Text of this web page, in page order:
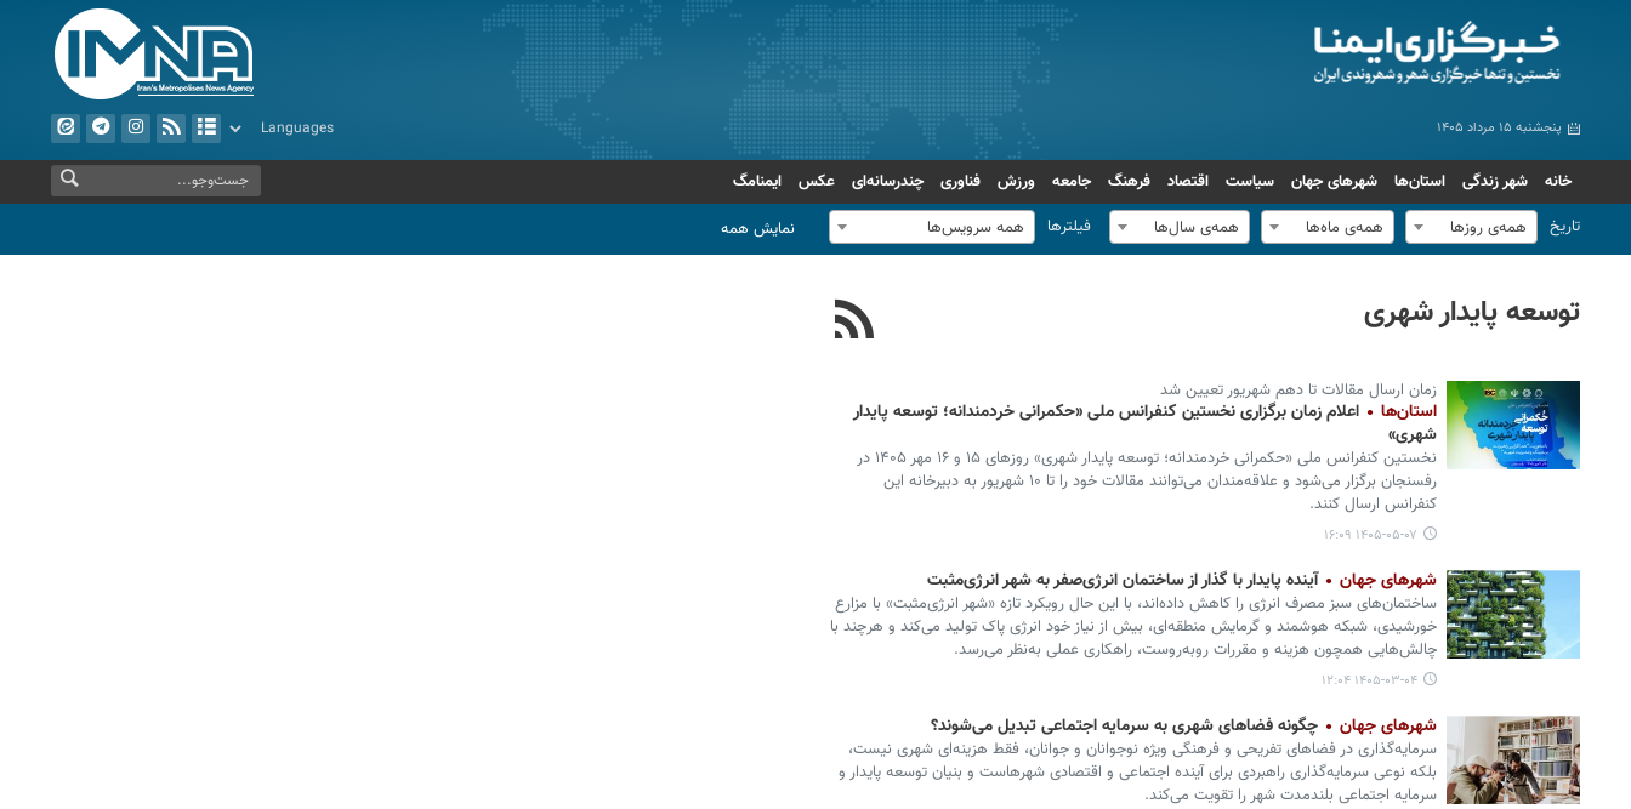
پنجشنبه ۱۵ مرداد ۱۴۰۵
خانه شهر زندگی استان‌ها شهرهای جهان سیاست اقتصاد فرهنگ جامعه ورزش فناوری چندرسانه‌ای عکس
ایمنامگ
تاریخ
همه‌ی روزها همه‌ی ماه‌ها همه‌ی سال‌ها فیلترها همه سرویس‌ها نمایش همه
توسعه پایدار شهری
زمان ارسال مقالات تا دهم شهریور تعیین شد
استان‌ها
اعلام زمان برگزاری نخستین کنفرانس ملی «حکمرانی خردمندانه؛ توسعه پایدار
شهری»
نخستین کنفرانس ملی «حکمرانی خردمندانه؛ توسعه پایدار شهری» روزهای ۱۵ و ۱۶ مهر ۱۴۰۵ در
رفسنجان برگزار می‌شود و علاقه‌مندان می‌توانند مقالات خود را تا ۱۰ شهریور به دبیرخانه این
کنفرانس ارسال کنند.
۱۴۰۵-۰۵-۰۷ ۱۶:۰۹
شهرهای جهان آینده پایدار با گذار از ساختمان انرژی‌صفر به شهر انرژی‌مثبت
ساختمان‌های سبز مصرف انرژی را کاهش داده‌اند، با این حال رویکرد تازه «شهر انرژی‌مثبت» با مزارع
خورشیدی، شبکه هوشمند و گرمایش منطقه‌ای، بیش از نیاز خود انرژی پاک تولید می‌کند و هرچند با
چالش‌هایی همچون هزینه و مقررات روبه‌روست، راهکاری عملی به‌نظر می‌رسد.
۱۴۰۵-۰۳-۰۴ ۱۲:۰۴
شهرهای جهان چگونه فضاهای شهری به سرمایه‌ اجتماعی تبدیل می‌شوند؟
سرمایه‌گذاری در فضاهای تفریحی و فرهنگی ویژه نوجوانان و جوانان، فقط هزینه‌ای شهری نیست،
بلکه نوعی سرمایه‌گذاری راهبردی برای آینده اجتماعی و اقتصادی شهرهاست و بنیان توسعه پایدار و
سرمایه اجتماعی بلندمدت شهر را تقویت می‌کند.